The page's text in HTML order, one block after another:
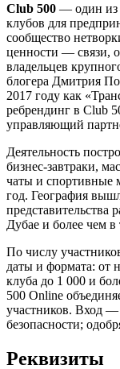
Club 500 — один из
клубов для
сообщество
ценности — связи,
владельцев
блогера Дмитрия
2017 году как
ребрендинг в Club
управляющий
Деятельность
бизнес-завтраки,
чаты и спортивные
год. География
представительства
Дубае и более чем в
По числу
даты и формата: от
клуба до 1 000 и
500 Online
участников. Вход —
безопасности;
Реквизиты